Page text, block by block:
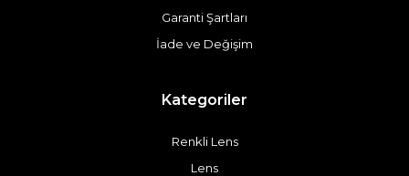
Garanti Şartları
İade ve Değişim
Kategoriler
Renkli Lens
Lens